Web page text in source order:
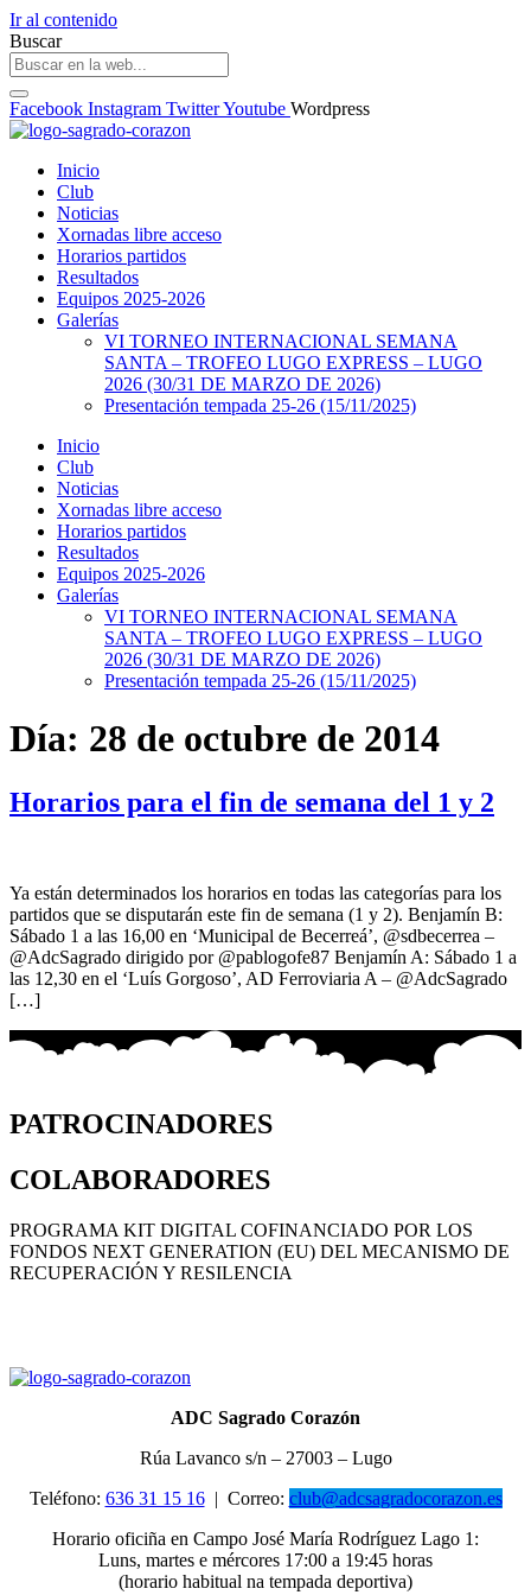
Ir al contenido
Buscar
Facebook Instagram TwitterYoutube Wordpress
Inicio
Club
Noticias
Xornadas libre acceso
Horarios partidos
Resultados
Equipos 2025-2026
Galerías
VI TORNEO INTERNACIONAL SEMANA
SANTA – TROFEO LUGO EXPRESS – LUGO
2026 (30/31 DE MARZO DE 2026)
Presentación tempada 25-26 (15/11/2025)
Inicio
Club
Noticias
Xornadas libre acceso
Horarios partidos
Resultados
Equipos 2025-2026
Galerías
VI TORNEO INTERNACIONAL SEMANA
SANTA – TROFEO LUGO EXPRESS – LUGO
2026 (30/31 DE MARZO DE 2026)
Presentación tempada 25-26 (15/11/2025)
Día: 28 de octubre de 2014
Horarios para el fin de semana del 1 y 2
Ya están determinados los horarios en todas las categorías para los
partidos que se disputarán este fin de semana (1 y 2). Benjamín B:
Sábado 1 a las 16,00 en ‘Municipal de Becerreá’, @sdbecerrea –
@AdcSagrado dirigido por @pablogofe87 Benjamín A: Sábado 1 a
las 12,30 en el ‘Luís Gorgoso’, AD Ferroviaria A – @AdcSagrado
[…]
PATROCINADORES
COLABORADORES
PROGRAMA KIT DIGITAL COFINANCIADO POR LOS
FONDOS NEXT GENERATION (EU) DEL MECANISMO DE
RECUPERACIÓN Y RESILENCIA
ADC Sagrado Corazón
Rúa Lavanco s/n – 27003 – Lugo
Teléfono: 636 31 15 16| Correo: club@adcsagradocorazon.es
Horario oficiña en Campo José María Rodríguez Lago 1:
Luns, martes e mércores 17:00 a 19:45 horas
(horario habitual na tempada deportiva)